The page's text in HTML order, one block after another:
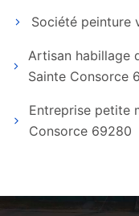
Société peinture
Artisan habillage
Sainte Consorce
Entreprise petite
Consorce 69280